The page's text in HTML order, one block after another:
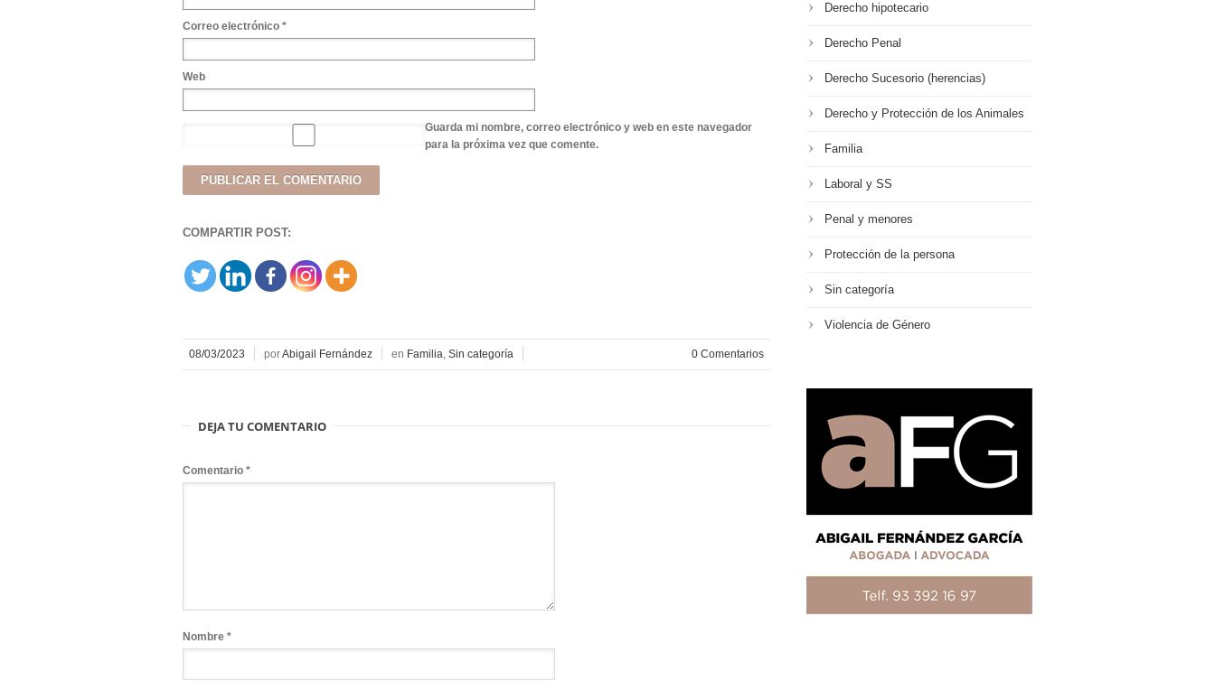
Correo electrónico *
Web
Guarda mi nombre, correo electrónico y web en este navegador
para la próxima vez que comente.
COMPARTIR POST:
08/03/2023 porAbigail Fernández en Familia, Sin categoría 0 Comentarios
DEJA TU COMENTARIO
Comentario *
Nombre *
Derecho hipotecario
Derecho Penal
Derecho Sucesorio (herencias)
Derecho y Protección de los Animales
Familia
Laboral y SS
Penal y menores
Protección de la persona
Sin categoría
Violencia de Género